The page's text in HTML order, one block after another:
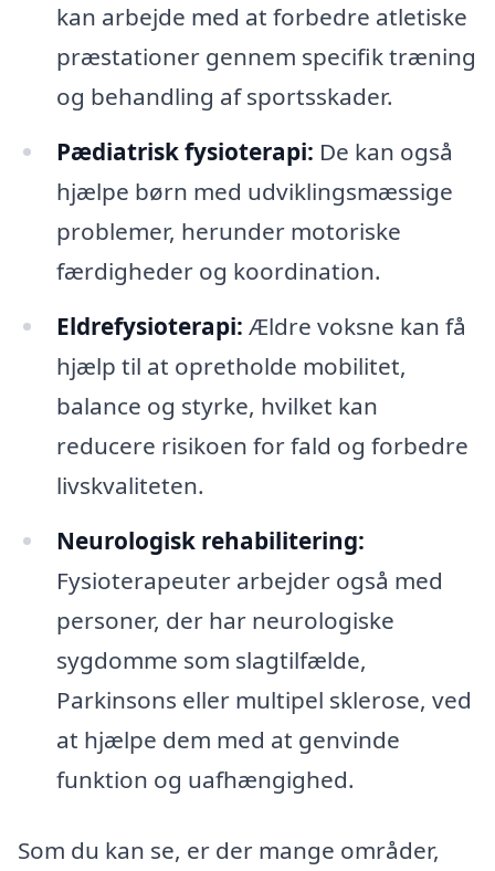
kan arbejde med at forbedre atletiske
præstationer gennem specifik træning
og behandling af sportsskader.
Pædiatrisk fysioterapi: De kan også
hjælpe børn med udviklingsmæssige
problemer, herunder motoriske
færdigheder og koordination.
Eldrefysioterapi: Ældre voksne kan få
hjælp til at opretholde mobilitet,
balance og styrke, hvilket kan
reducere risikoen for fald og forbedre
livskvaliteten.
Neurologisk rehabilitering:
Fysioterapeuter arbejder også med
personer, der har neurologiske
sygdomme som slagtilfælde,
Parkinsons eller multipel sklerose, ved
at hjælpe dem med at genvinde
funktion og uafhængighed.
Som du kan se, er der mange områder,